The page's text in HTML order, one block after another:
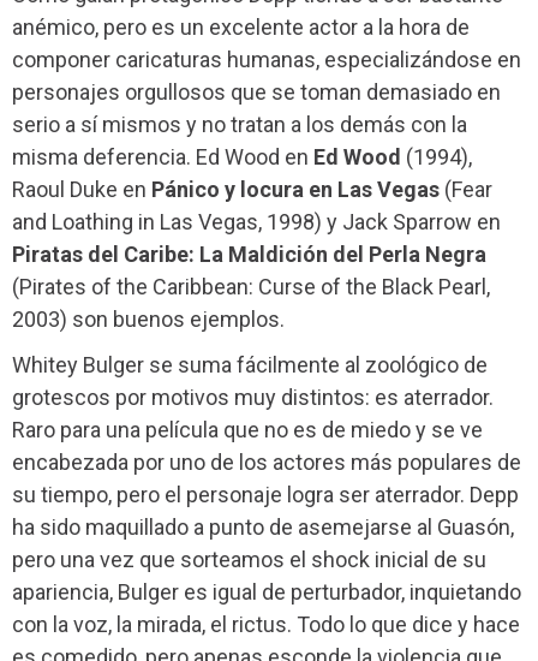
anémico, pero es un excelente actor a la hora de
componer caricaturas humanas, especializándose en
personajes orgullosos que se toman demasiado en
serio a sí mismos y no tratan a los demás con la
misma deferencia. Ed Wood en Ed Wood (1994),
Raoul Duke en Pánico y locura en Las Vegas (Fear
and Loathing in Las Vegas, 1998) y Jack Sparrow en
Piratas del Caribe: La Maldición del Perla Negra
(Pirates of the Caribbean: Curse of the Black Pearl,
2003) son buenos ejemplos.
Whitey Bulger se suma fácilmente al zoológico de
grotescos por motivos muy distintos: es aterrador.
Raro para una película que no es de miedo y se ve
encabezada por uno de los actores más populares de
su tiempo, pero el personaje logra ser aterrador. Depp
ha sido maquillado a punto de asemejarse al Guasón,
pero una vez que sorteamos el shock inicial de su
apariencia, Bulger es igual de perturbador, inquietando
con la voz, la mirada, el rictus. Todo lo que dice y hace